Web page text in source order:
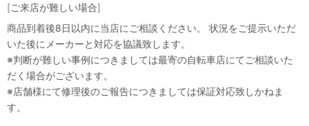
[ご来店が難しい場合]
商品到着後8日以内に当店にご相談ください。 状況をご提示いただ
いた後にメーカーと対応を協議致します。
※判断が難しい事例につきましては最寄の自転車店にてご相談いた
だく場合がございます。
※店舗様にて修理後のご報告につきましては保証対応致しかねま
す。